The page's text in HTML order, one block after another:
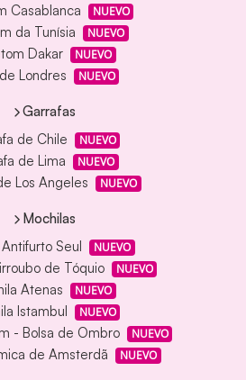
Casablanca NUEVO
da Tunísia NUEVO
Dakar NUEVO
Londres NUEVO
Garrafas
de Chile
NUEVO
de Lima NUEVO
Los Angeles NUEVO
Mochilas
Seul
NUEVO
de Tóquio NUEVO
Atenas NUEVO
Istambul NUEVO
- Bolsa de Ombro NUEVO
de Amsterdã NUEVO